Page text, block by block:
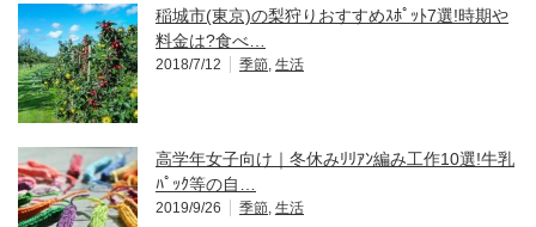
稲城市(東京)の梨狩りおすすめｽﾎﾟｯﾄ7選!時期や
料金は?食べ…
2018/7/12 季節, 生活
高学年女子向け｜冬休みﾘﾘｱﾝ編み工作10選!牛乳
ﾊﾟｯｸ等の自…
2019/9/26 季節, 生活